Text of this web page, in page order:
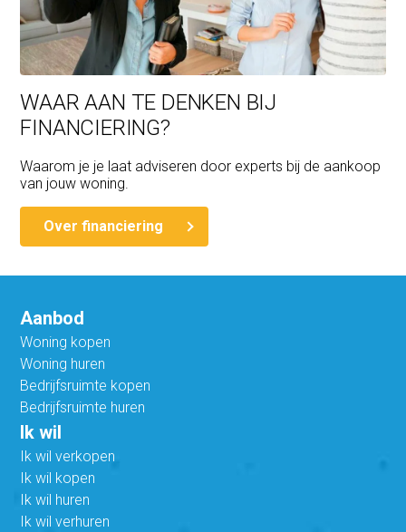
WAAR AAN TE DENKEN BIJ
FINANCIERING?
Waarom je je laat adviseren door experts bij de aankoop
van jouw woning.
Over financiering
Aanbod
Woning kopen
Woning huren
Bedrijfsruimte kopen
Bedrijfsruimte huren
Ik wil
Ik wil verkopen
Ik wil kopen
Ik wil huren
Ik wil verhuren